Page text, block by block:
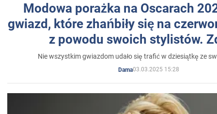
Modowa porażka na Oscarach
gwiazd, które zhańbiły się na
z powodu swoich stylistów.
Nie wszystkim gwiazdom udało się trafić w dziesiątkę ze
Dama03.03.2025 15:28